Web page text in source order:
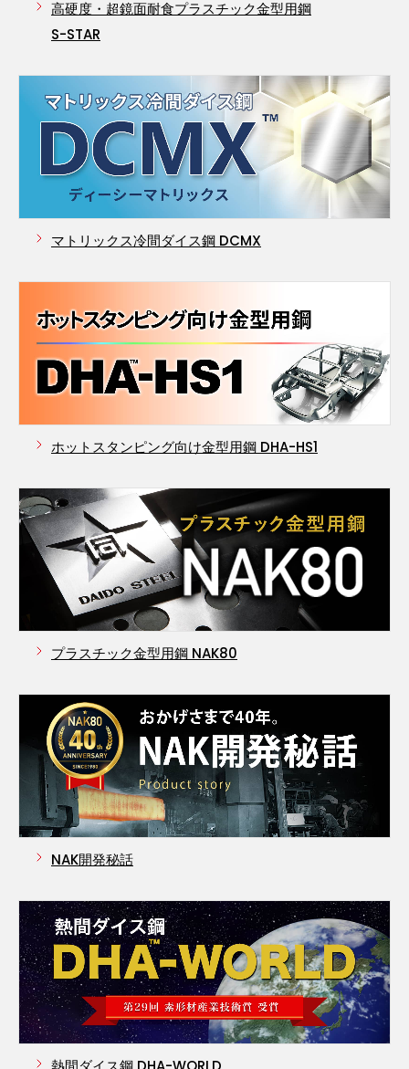
高硬度・超鏡面耐食プラスチック金型用鋼
S-STAR
マトリックス冷間ダイス鋼 DCMX
ホットスタンピング向け金型用鋼 DHA-HS1
プラスチック金型用鋼 NAK80
NAK開発秘話